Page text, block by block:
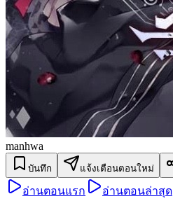
manhwa
บันทึก แจ้งเตือนตอนใหม่
อ่านตอนแรก อ่านตอนล่าสุด